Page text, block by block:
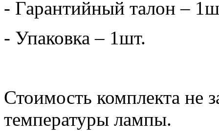
- Гарантийный талон –
- Упаковка – 1шт.
Стоимость комплекта не
температуры лампы.